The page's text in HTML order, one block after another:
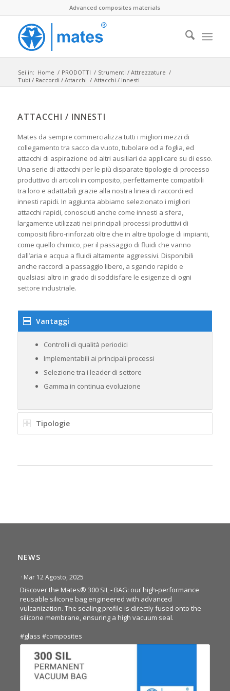
Advanced composites materials
Sei in: Home / PRODOTTI / Strumenti / Attrezzature /
Tubi / Raccordi / Attacchi / Attacchi / Innesti
ATTACCHI / INNESTI
Mates da sempre commercializza tutti i migliori mezzi di
collegamento tra sacco da vuoto, tubolare od a foglia, ed
attacchi di aspirazione od altri ausiliari da applicare su di esso.
Una serie di attacchi per le più disparate tipologie di processo
produttivo di articoli in composito, perfettamente compatibili
tra loro e adattabili grazie alla nostra linea di raccordi ed
innesti rapidi. In aggiunta abbiamo selezionato i migliori
attacchi rapidi, conosciuti anche come innesti a sfera,
largamente utilizzati nei principali processi produttivi di
compositi fibro-rinforzati oltre che in altre tipologie di impianti,
come quello chimico, per il passaggio di fluidi che vanno
dall’aria e acqua a fluidi altamente aggressivi. Disponibili
anche raccordi a passaggio libero, a sgancio rapido e
qualsiasi altro in grado di soddisfare le esigenze di ogni
settore industriale.
Vantaggi
Controlli di qualità periodici
Implementabili ai principali processi
Selezione tra i leader di settore
Gamma in continua evoluzione
Tipologie
NEWS
· Mar 12 Agosto, 2025
Discover the Mates® 300 SIL - BAG: our high-performance
reusable silicone bag engineered with advanced
vulcanization. The sealing profile is directly fused onto the
silicone membrane, ensuring a high vacuum seal.
#glass #composites